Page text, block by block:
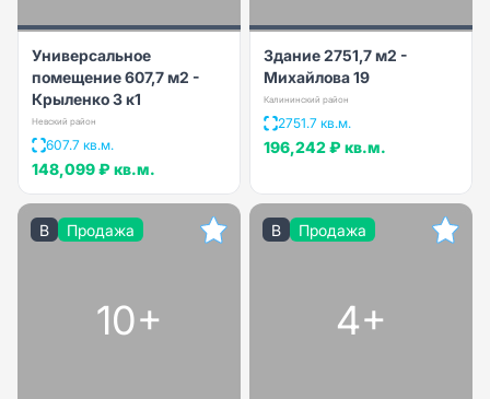
Универсальное
помещение 607,7 м2 -
Крыленко 3 к1
Невский район
607.7 кв.м.
148,099 ₽ кв.м.
Здание 2751,7 м2 -
Михайлова 19
Калининский район
2751.7 кв.м.
196,242 ₽ кв.м.
B Продажа
10+
B Продажа
4+